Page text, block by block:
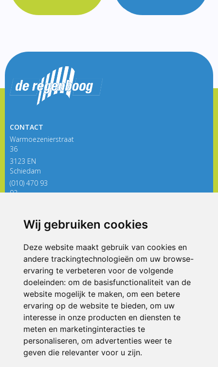
Wij gebruiken cookies
Deze website maakt gebruik van cookies en
andere trackingtechnologieën om uw browse-
ervaring te verbeteren voor de volgende
doeleinden: om de basisfunctionaliteit van de
website mogelijk te maken, om een betere
ervaring op de website te bieden, om uw
interesse in onze producten en diensten te
meten en marketinginteracties te
personaliseren, om advertenties weer te
geven die relevanter voor u zijn.
CONTACT
Warmoezenierstraat
36
3123 EN
Schiedam
(010) 470 93
92
ONDERDEEL VAN
© 2026 De Regenboog | Alle rechten voorbehouden
Privacy policy|Disclaimer| Klachtenregeling|RSIN en Anbi
voorkeuren